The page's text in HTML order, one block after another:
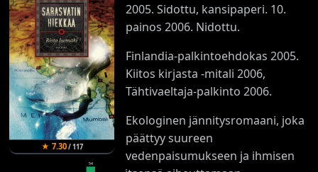
★ 7.30/117
54
2005. Sidottu, kansipaperi. 10.
painos 2006. Nidottu.
Finlandia-palkintoehdokas 2005.
Kiitos kirjasta -mitali 2006,
Tähtivaeltaja-palkinto 2006.
Ekologinen jännitysromaani, joka
päättyy suureen
vedenpaisumukseen ja ihmisen